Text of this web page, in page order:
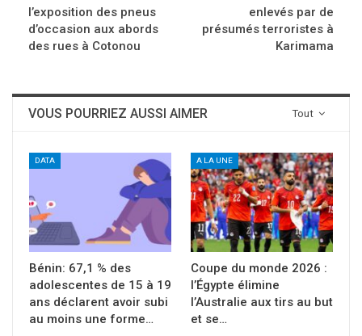
l’exposition des pneus
d’occasion aux abords
des rues à Cotonou
enlevés par de
présumés terroristes à
Karimama
Tout
VOUS POURRIEZ AUSSI AIMER
DATA
Bénin: 67,1 % des
adolescentes de 15 à 19
ans déclarent avoir subi
au moins une forme…
A LA UNE
Coupe du monde 2026 :
l’Égypte élimine
l’Australie aux tirs au but
et se…